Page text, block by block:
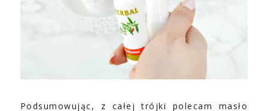
Podsumowując, z całej trójki polecam masło